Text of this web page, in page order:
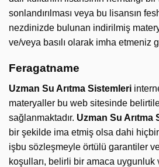
sonlandırılması veya bu lisansın
nezdinizde bulunan indirilmiş
ve/veya basılı olarak imha etmeniz
Feragatname
Uzman Su Arıtma Sistemleri
materyaller bu web sitesinde
sağlanmaktadır. Uzman Su Arıtma
bir şekilde ima etmiş olsa dahi
işbu sözleşmeyle örtülü garantiler
koşulları, belirli bir amaca